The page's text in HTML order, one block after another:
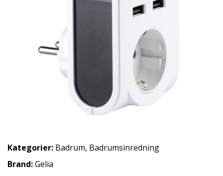
Kategorier: Badrum, Badrumsinredning
Brand:Gelia